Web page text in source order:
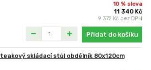
10 % sleva
11 340 Kč
9 372 Kč bez DPH
Přidat do košíku
teakový skládací stůl obdélník 80x120cm